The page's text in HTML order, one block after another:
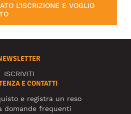
L'ISCRIZIONE E VOGLIO
ISCRIVITI
E CONTATTI
e registra un reso
domande frequenti